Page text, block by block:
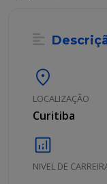
location_on
LOCALIZAÇÃO
Curitiba
analytics
NIVEL DE